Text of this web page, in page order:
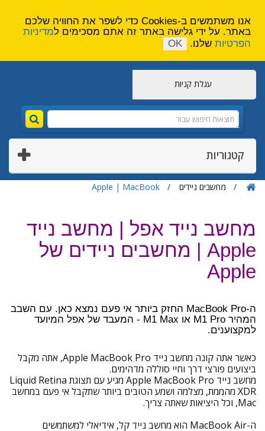
עגלת קניות
קטגוריות
מחשבים ניידים Apple | MacBook
מחשב נייד אפל | מחשב נייד
Apple | מחשבים ניידים של
Apple
ה-MacBook Pro החזק ביותר אי פעם נמצא כאן. עם השבב
המהיר M1 Pro או M1 Max - המעבד של אפל המיועד
למקצוענים.
כאשר אתה קונה מחשב נייד Apple MacBook Pro, אתה מקבל
ביצועים פורצי דרך וחיי סוללה מדהימים.
מחשב נייד Apple MacBook Pro מגיע עם תצוגת Liquid Retina
XDR מהממת, מצלמה ושמע הטובים ביותר שתקבל אי פעם במחשב
Mac, וכל היציאות שאתה צריך.
ה-MacBook Air הוא מחשב נייד קל, אידיאלי למשתמשים
אנו משתמשים ב-Cookies כדי לשפר את החוויה שלכם
באתר. על ידי גלישה באתר זה אתם מסכימים למדיניות
הפרטיות שלנו. OK